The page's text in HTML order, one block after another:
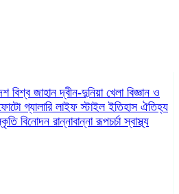
বিশ্ব জাহানদ্বীন-দুনিয়া খেলা বিজ্ঞান ও
গ্যালারিলাইফ স্টাইলইতিহাস ঐতিহ্য
বিনোদন রান্নাবান্নারূপচর্চাস্বাস্থ্য